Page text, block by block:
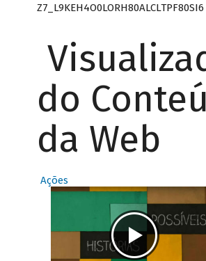
Z7_L9KEH4O0LORH80ALCLTPF80SI6
do
da Web
Ações